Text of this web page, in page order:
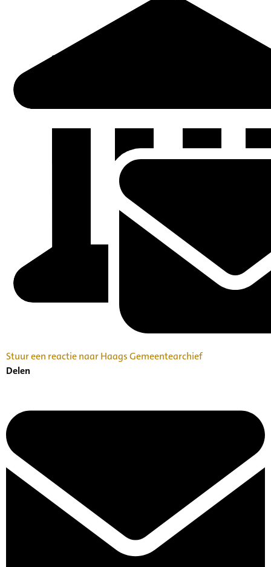
Stuur een reactie naar Haags Gemeentearchief
Delen